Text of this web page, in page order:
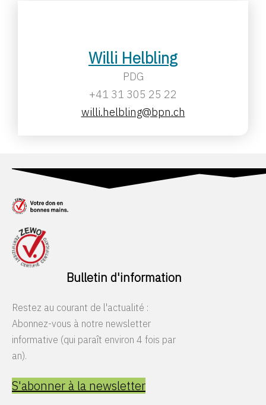
Willi Helbling
PDG
+41 31 305 25 22
willi.helbling@bpn.ch
Bulletin d'information
Restez au courant de l'actualité :
Abonnez-vous à notre newsletter
informative (qui paraît environ 4 fois par
an).
S'abonner à la newsletter